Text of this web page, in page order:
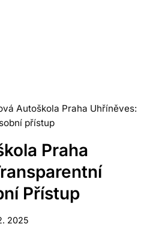
Autoškola Praha Uhříněves:
přístup
Praha
Přístup
2025